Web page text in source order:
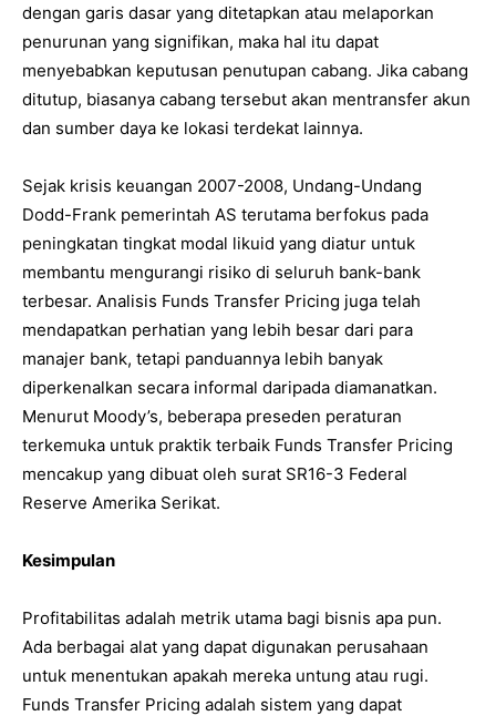
dengan garis dasar yang ditetapkan atau melaporkan
penurunan yang signifikan, maka hal itu dapat
menyebabkan keputusan penutupan cabang. Jika cabang
ditutup, biasanya cabang tersebut akan mentransfer akun
dan sumber daya ke lokasi terdekat lainnya.
Sejak krisis keuangan 2007-2008, Undang-Undang
Dodd-Frank pemerintah AS terutama berfokus pada
peningkatan tingkat modal likuid yang diatur untuk
membantu mengurangi risiko di seluruh bank-bank
terbesar. Analisis Funds Transfer Pricing juga telah
mendapatkan perhatian yang lebih besar dari para
manajer bank, tetapi panduannya lebih banyak
diperkenalkan secara informal daripada diamanatkan.
Menurut Moody’s, beberapa preseden peraturan
terkemuka untuk praktik terbaik Funds Transfer Pricing
mencakup yang dibuat oleh surat SR16-3 Federal
Reserve Amerika Serikat.
Kesimpulan
Profitabilitas adalah metrik utama bagi bisnis apa pun.
Ada berbagai alat yang dapat digunakan perusahaan
untuk menentukan apakah mereka untung atau rugi.
Funds Transfer Pricing adalah sistem yang dapat